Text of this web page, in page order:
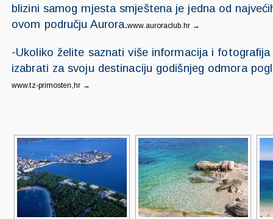
blizini samog mjesta smještena je jedna od
ovom području Aurora.www.auroraclub.hr →
-Ukoliko želite saznati više informacija i
izabrati za svoju destinaciju godišnjeg odmora
www.tz-primosten,hr →